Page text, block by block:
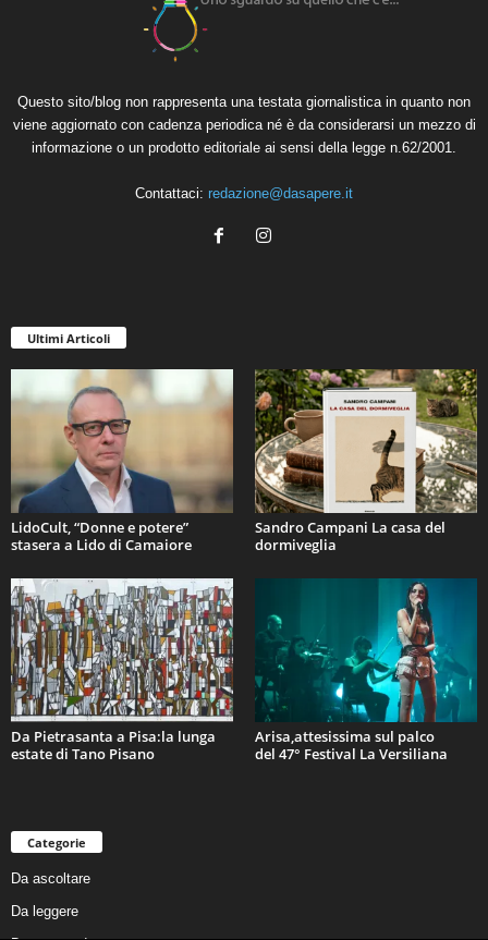
Questo sito/blog non rappresenta una testata giornalistica in quanto non
viene aggiornato con cadenza periodica né è da considerarsi un mezzo di
informazione o un prodotto editoriale ai sensi della legge n.62/2001.
Contattaci: redazione@dasapere.it
Ultimi Articoli
LidoCult, “Donne e potere”
stasera a Lido di Camaiore
Sandro Campani La casa del
dormiveglia
Da Pietrasanta a Pisa:la lunga
estate di Tano Pisano
Arisa,attesissima sul palco
del 47° Festival La Versiliana
Categorie
Da ascoltare
Da leggere